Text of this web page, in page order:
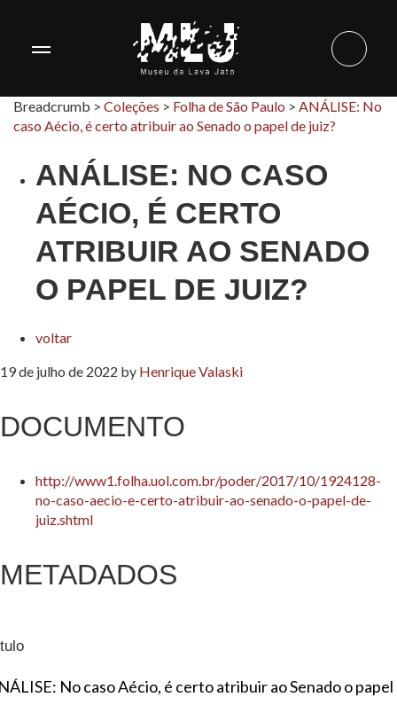
Breadcrumb > Coleções > Folha de São Paulo > ANÁLISE: No
caso Aécio, é certo atribuir ao Senado o papel de juiz?
ANÁLISE: NO CASO
AÉCIO, É CERTO
ATRIBUIR AO SENADO
O PAPEL DE JUIZ?
voltar
19 de julho de 2022 by Henrique Valaski
DOCUMENTO
http://www1.folha.uol.com.br/poder/2017/10/1924128-
no-caso-aecio-e-certo-atribuir-ao-senado-o-papel-de-
juiz.shtml
METADADOS
No caso Aécio, é certo atribuir ao Senado o papel